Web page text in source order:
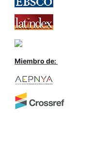
Miembro de: